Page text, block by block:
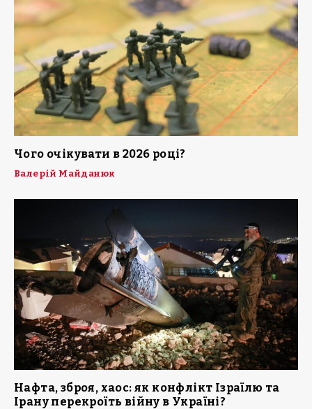
Чого очікувати в 2026 році?
Валерій Майданюк
Нафта, зброя, хаос: як конфлікт Ізраїлю та
Ірану перекроїть війну в Україні?